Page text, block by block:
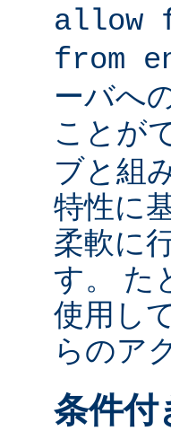
allow
from
ーバへ
ことが
ブと組
特性に
柔軟に
す。 た
使用し
らのア
条件付